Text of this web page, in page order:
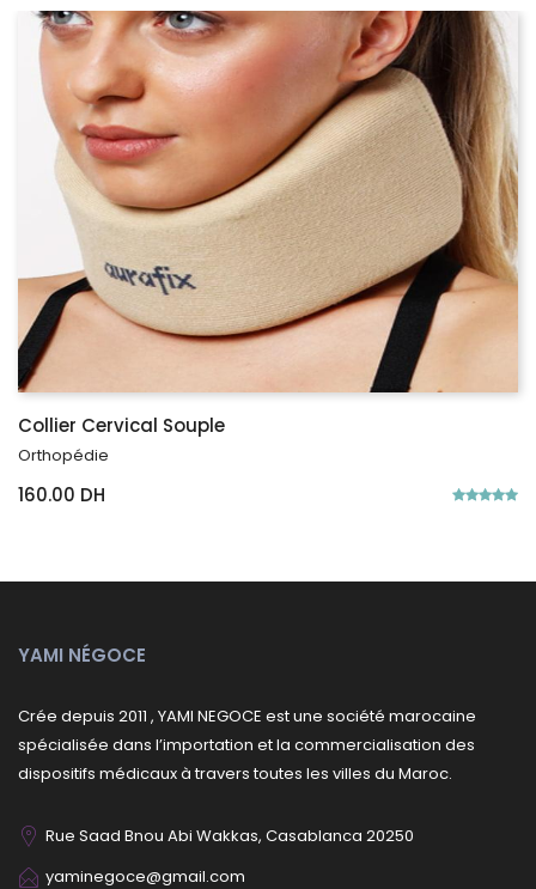
Collier Cervical Souple
Orthopédie
160.00 DH
YAMI NÉGOCE
Crée depuis 2011 , YAMI NEGOCE est une société marocaine
spécialisée dans l’importation et la commercialisation des
dispositifs médicaux à travers toutes les villes du Maroc.
Rue Saad Bnou Abi Wakkas, Casablanca 20250
yaminegoce@gmail.com